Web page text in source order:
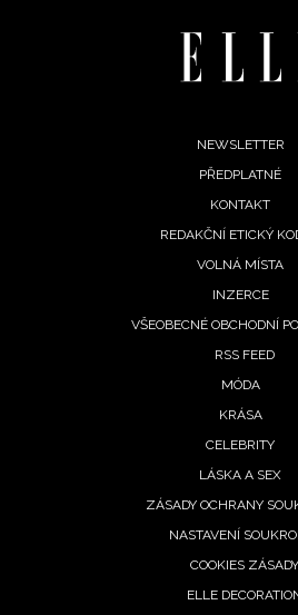
NEWSLETTER
PŘEDPLATNÉ
KONTAKT
REDAKČNÍ ETICKÝ
VOLNÁ MÍSTA
INZERCE
VŠEOBECNÉ OBCHODNÍ
RSS FEED
MÓDA
KRÁSA
CELEBRITY
LÁSKA A SEX
ZÁSADY OCHRANY
NASTAVENÍ
COOKIES ZÁSADY
ELLE